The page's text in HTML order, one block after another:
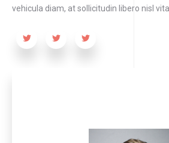
vehicula diam, at sollicitudin libero nisl